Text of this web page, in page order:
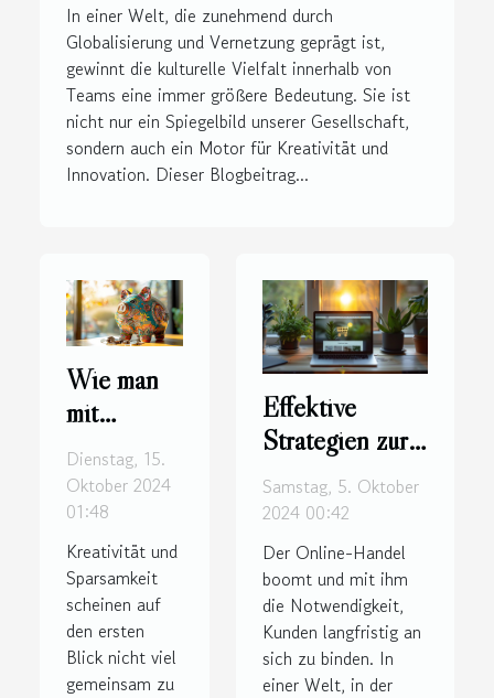
In einer Welt, die zunehmend durch
Globalisierung und Vernetzung geprägt ist,
gewinnt die kulturelle Vielfalt innerhalb von
Teams eine immer größere Bedeutung. Sie ist
nicht nur ein Spiegelbild unserer Gesellschaft,
sondern auch ein Motor für Kreativität und
Innovation. Dieser Blogbeitrag...
Wie man
mit
originellen
Spardosen
kreativ
sparen
kann
Dienstag, 15.
Oktober 2024
01:48
Kreativität und
Sparsamkeit
scheinen auf
den ersten
Blick nicht viel
gemeinsam zu
Effektive
Strategien zur
Steigerung der
Kundenbindung
im Online-
Handel
Samstag, 5. Oktober
2024 00:42
Der Online-Handel
boomt und mit ihm
die Notwendigkeit,
Kunden langfristig an
sich zu binden. In
einer Welt, in der